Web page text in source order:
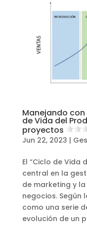
Manejando
de Vida del
proyectos
Jun 22, 2023 |
El “Ciclo de Vida
central en la
de marketing y
negocios. Según
como una serie
evolución de un